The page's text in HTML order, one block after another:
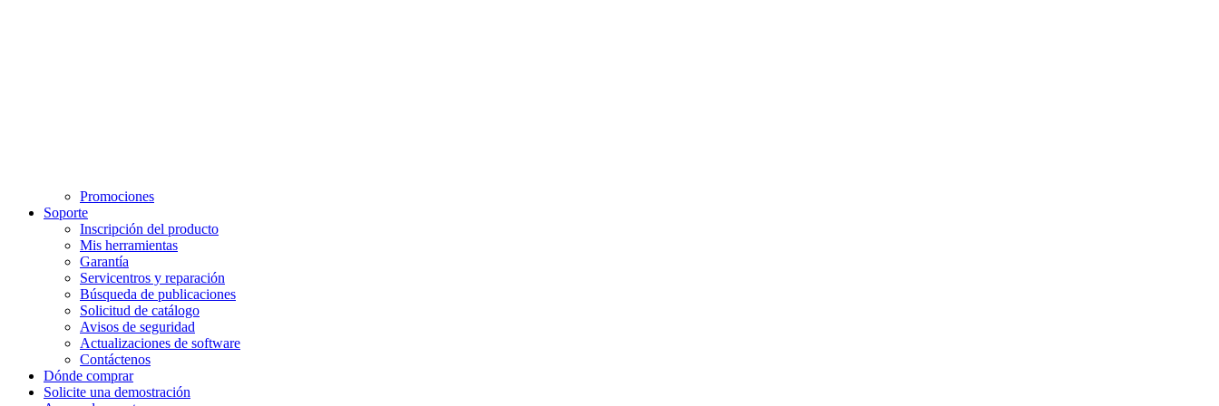
Promociones
Soporte
Inscripción del producto
Mis herramientas
Garantía
Servicentros y reparación
Búsqueda de publicaciones
Solicitud de catálogo
Avisos de seguridad
Actualizaciones de software
Contáctenos
Dónde comprar
Solicite una demostración